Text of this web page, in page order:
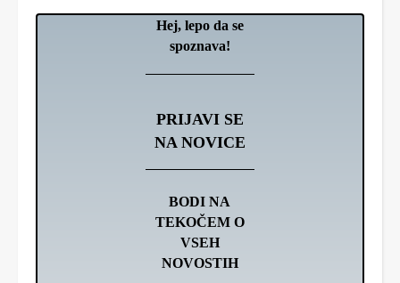
Hej, lepo da se
spoznava!
PRIJAVI SE
NA NOVICE
BODI NA
TEKOČEM O
VSEH
NOVOSTIH